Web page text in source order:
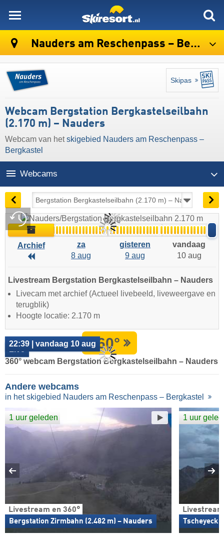
Nauders am Reschenpass – Bergkastel
Skipas
Webcam Bergstation Bergkastelseilbahn
(2.170 m) – Nauders
Webcam van hetskigebied Nauders am Reschenpass –
Bergkastel
Webcams
Live
22:39 | vandaag 10 aug
Archief
Archief
Archief
za
8 aug
gisteren
9 aug
vandaag
10 aug
Livestream Bergstation Bergkastelseilbahn – Nauders
Livecam met archief (Actueel livebeeld, liveweergave en
terugblik)
Hoogte locatie: 2.170 m
360°
Live
22:39 | vandaag 10 aug
360° webcam Bergstation Bergkastelseilbahn – Nauders
Andere webcams
in het skigebied Nauders am Reschenpass – Bergkastel
Livestream en 360°
Bergstation Zirmbahn (2.482 m) – Nauders
1 uur geleden
Tscheyeck
1 uur